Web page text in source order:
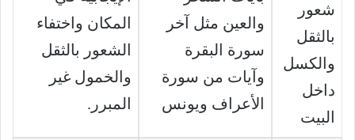
شعور
بالثقل
والكسل
داخل
البيت
والعين مثل آخر
سورة البقرة
وآيات من سورة
الأعراف ويونس
المكان واختفاء
الشعور بالثقل
والخمول غير
المبرر.